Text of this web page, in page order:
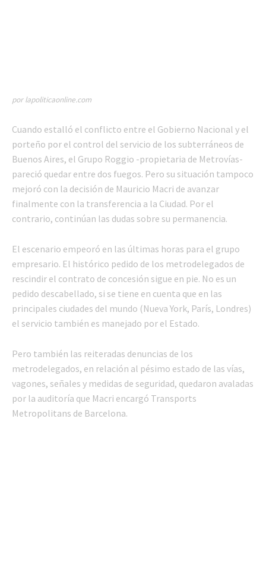
por lapoliticaonline.com
Cuando estalló el conflicto entre el Gobierno Nacional y el
porteño por el control del servicio de los subterráneos de
Buenos Aires, el Grupo Roggio -propietaria de Metrovías-
pareció quedar entre dos fuegos. Pero su situación tampoco
mejoró con la decisión de Mauricio Macri de avanzar
finalmente con la transferencia a la Ciudad. Por el
contrario, continúan las dudas sobre su permanencia.
El escenario empeoró en las últimas horas para el grupo
empresario. El histórico pedido de los metrodelegados de
rescindir el contrato de concesión sigue en pie. No es un
pedido descabellado, si se tiene en cuenta que en las
principales ciudades del mundo (Nueva York, París, Londres)
el servicio también es manejado por el Estado.
Pero también las reiteradas denuncias de los
metrodelegados, en relación al pésimo estado de las vías,
vagones, señales y medidas de seguridad, quedaron avaladas
por la auditoría que Macri encargó Transports
Metropolitans de Barcelona.